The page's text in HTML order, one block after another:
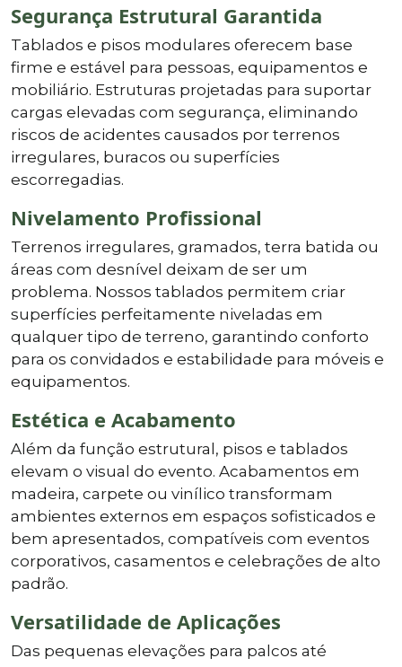
Segurança Estrutural Garantida
Tablados e pisos modulares oferecem base
firme e estável para pessoas, equipamentos e
mobiliário. Estruturas projetadas para suportar
cargas elevadas com segurança, eliminando
riscos de acidentes causados por terrenos
irregulares, buracos ou superfícies
escorregadias.
Nivelamento Profissional
Terrenos irregulares, gramados, terra batida ou
áreas com desnível deixam de ser um
problema. Nossos tablados permitem criar
superfícies perfeitamente niveladas em
qualquer tipo de terreno, garantindo conforto
para os convidados e estabilidade para móveis e
equipamentos.
Estética e Acabamento
Além da função estrutural, pisos e tablados
elevam o visual do evento. Acabamentos em
madeira, carpete ou vinílico transformam
ambientes externos em espaços sofisticados e
bem apresentados, compatíveis com eventos
corporativos, casamentos e celebrações de alto
padrão.
Versatilidade de Aplicações
Das pequenas elevações para palcos até